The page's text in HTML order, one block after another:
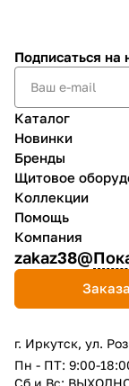
Подписаться на
Каталог
Новинки
Бренды
Щитовое
Коллекции
Помощь
Компания
zakaz38@
г. Иркутск, ул.
Пн - ПТ: 9:00-
Сб и Вс: